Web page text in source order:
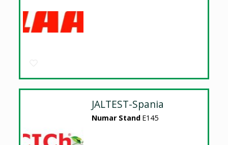
JALTEST-Spania
Numar Stand E145